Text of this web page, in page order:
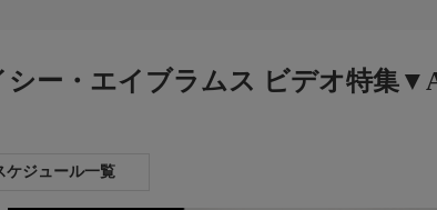
シー・エイブラムス ビデオ特集
ケジュール一覧